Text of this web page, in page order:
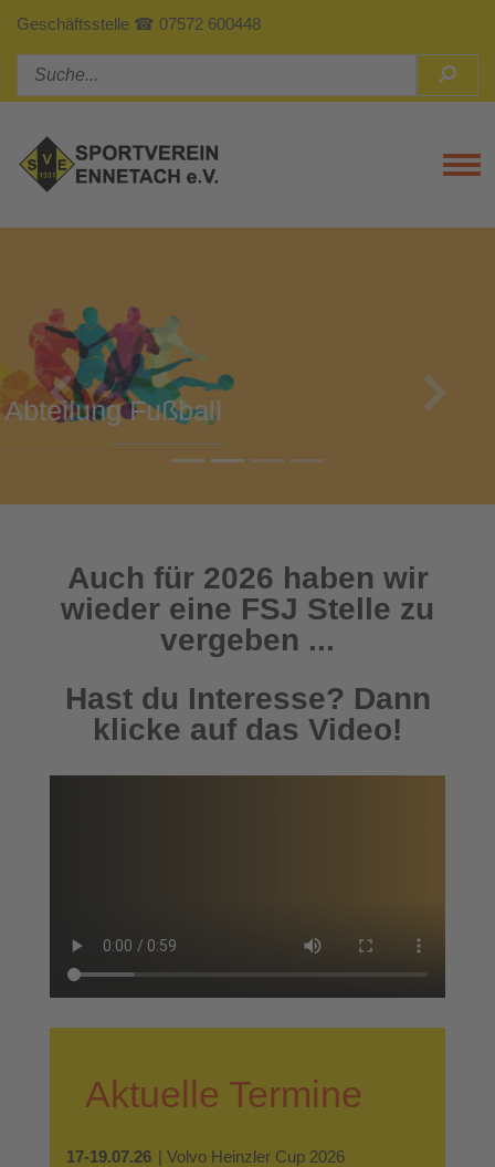
Geschäftsstelle ☎ 07572 600448
Abteilung Turnen
Previous
Auch für 2026 haben wir
wieder eine FSJ Stelle zu
vergeben ...
Hast du Interesse? Dann
klicke auf das Video!
Aktuelle Termine
17-19.07.26 | Volvo Heinzler Cup 2026